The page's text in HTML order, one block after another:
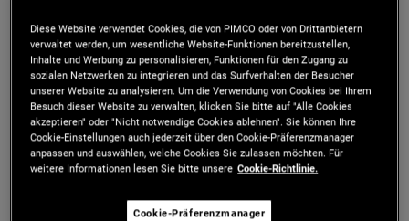
Jahren zu beobachtende
Generationswechsel bei den
Anleihenrenditen – das Thema unseres
langfristigen Ausblicks2024 mit dem Titel
„Anleihenrenditen im Vorteil“ – befähigt,
resiliente und global diversifizierte
Diese Website verwendet Cookies, die von PIMCO oder von Drittanbietern
verwaltet werden, um wesentliche Website-Funktionen bereitzustellen,
Inhalte und Werbung zu personalisieren, Funktionen für den Zugang zu
sozialen Netzwerken zu integrieren und das Surfverhalten der Besucher
unserer Website zu analysieren. Um die Verwendung von Cookies bei Ihrem
Besuch dieser Website zu verwalten, klicken Sie bitte auf "Alle Cookies
akzeptieren" oder "Nicht notwendige Cookies ablehnen". Sie können Ihre
Cookie-Einstellungen auch jederzeit über den Cookie-Präferenzmanager
anpassen und auswählen, welche Cookies Sie zulassen möchten. Für
weitere Informationen lesen Sie bitte unsere Cookie-Richtlinie.
Cookie-Präferenzmanager